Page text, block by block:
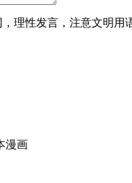
理性发言，注意文明用
漫画